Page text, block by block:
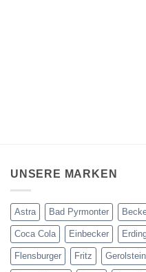
UNSERE MARKEN
Astra Bad Pyrmonter
Coca Cola Einbecker
Flensburger Fritz